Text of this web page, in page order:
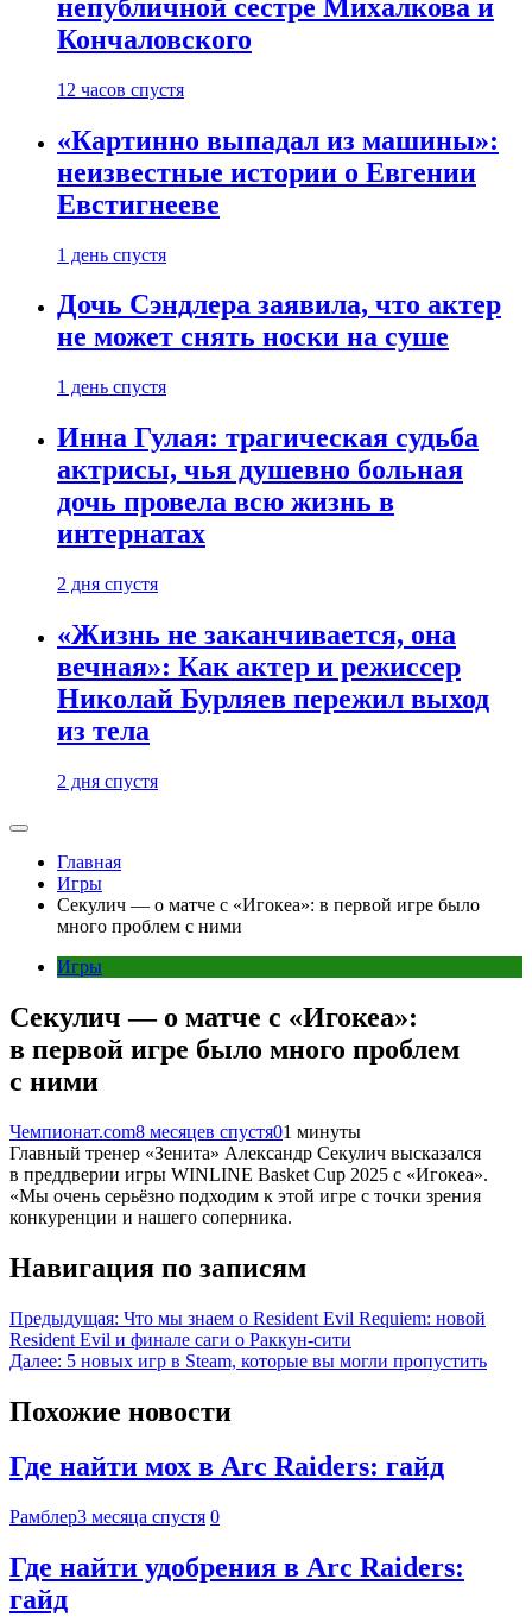
непубличной сестре Михалкова и
Кончаловского
12 часов спустя
«Картинно выпадал из машины»:
неизвестные истории о Евгении
Евстигнееве
1 день спустя
Дочь Сэндлера заявила, что актер
не может снять носки на суше
1 день спустя
Инна Гулая: трагическая судьба
актрисы, чья душевно больная
дочь провела всю жизнь в
интернатах
2 дня спустя
«Жизнь не заканчивается, она
вечная»: Как актер и режиссер
Николай Бурляев пережил выход
из тела
2 дня спустя
Главная
Игры
Секулич — о матче с «Игокеа»: в первой игре было
много проблем с ними
Игры
Секулич — о матче с «Игокеа»:
в первой игре было много проблем
с ними
Чемпионат.com8 месяцев спустя01 минуты
Главный тренер «Зенита» Александр Секулич высказался
в преддверии игры WINLINE Basket Cup 2025 с «Игокеа».
«Мы очень серьёзно подходим к этой игре с точки зрения
конкуренции и нашего соперника.
Навигация по записям
Предыдущая: Что мы знаем о Resident Evil Requiem: новой
Resident Evil и финале саги о Раккун-сити
Далее: 5 новых игр в Steam, которые вы могли пропустить
Похожие новости
Где найти мох в Arc Raiders: гайд
Рамблер3 месяца спустя 0
Где найти удобрения в Arc Raiders:
гайд